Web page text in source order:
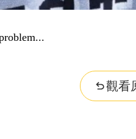
觀看